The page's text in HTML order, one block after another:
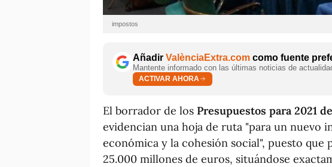
impostos
Añadir ValènciaExtra.com como fuente
Mantente informado con las últimas noticias de
ACTIVAR AHORA
El borrador de los Presupuestos para 2021
evidencian una hoja de ruta "para un nuevo
económica y la cohesión social", puesto que
25.000 millones de euros, situándose